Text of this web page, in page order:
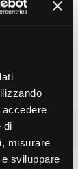
di
misurare
sviluppare